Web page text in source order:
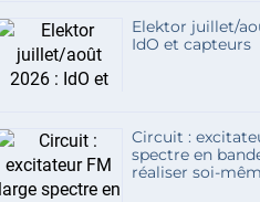
Elektor juillet/
IdO et capteurs
Circuit :
spectre en
réaliser soi-